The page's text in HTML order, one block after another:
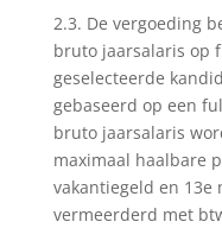
2.3. De vergoeding
bruto jaarsalaris op
geselecteerde
gebaseerd op een
bruto jaarsalaris
maximaal haalbare
vakantiegeld en
vermeerderd met